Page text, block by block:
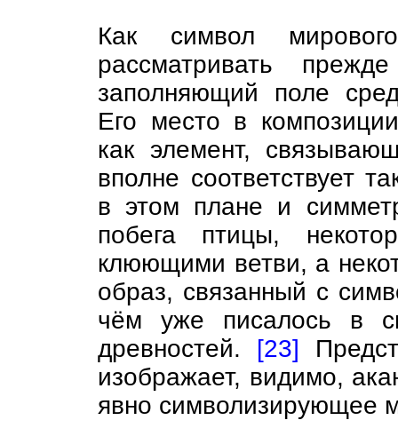
Как символ
рассматривать
заполняющий поле
Его место в
как элемент,
вполне соответствует
в этом плане и
побега птицы,
клюющими ветви, а
образ, связанный с
чём уже писалось в
древностей. [23]
изображает, видимо,
явно символизирующее